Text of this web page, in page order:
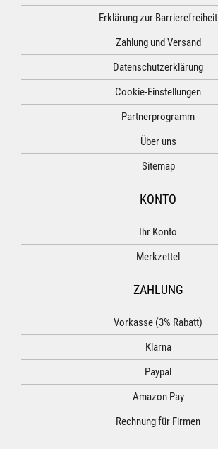
Erklärung zur Barrierefreiheit
Zahlung und Versand
Datenschutzerklärung
Cookie-Einstellungen
Partnerprogramm
Über uns
Sitemap
KONTO
Ihr Konto
Merkzettel
ZAHLUNG
Vorkasse (3% Rabatt)
Klarna
Paypal
Amazon Pay
Rechnung für Firmen